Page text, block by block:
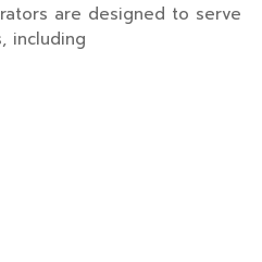
are designed to serve
including